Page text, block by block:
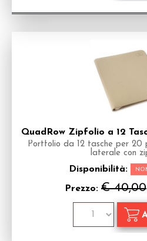
QuadRow Zipfolio a 12
Portfolio da 12 tasche per 20
laterale con
Disponibilità:
Prezzo: € 40,00